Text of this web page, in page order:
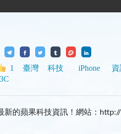
1 臺灣 科技 iPhone
3C
新的蘋果科技資訊！網站：